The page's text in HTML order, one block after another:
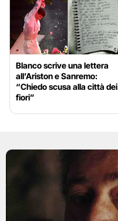
Blanco scrive una lettera
all’Ariston e Sanremo:
“Chiedo scusa alla città dei
fiori”